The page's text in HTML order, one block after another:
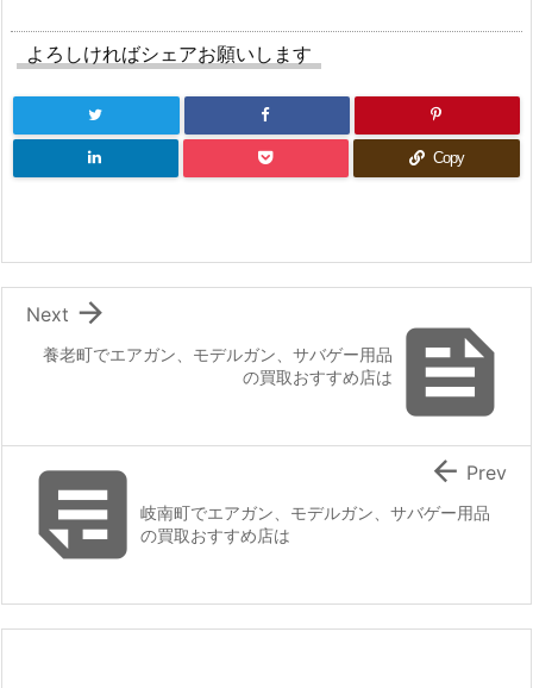
よろしければシェアお願いします
Copy

養老町でエアガン、モデルガン、サバゲー用品
の買取おすすめ店は

Next
岐南町でエアガン、モデルガン、サバゲー用品
の買取おすすめ店は
 Prev